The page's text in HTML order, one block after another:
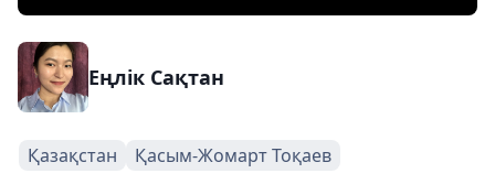
Еңлік Сақтан
Қазақстан Қасым-Жомарт Тоқаев